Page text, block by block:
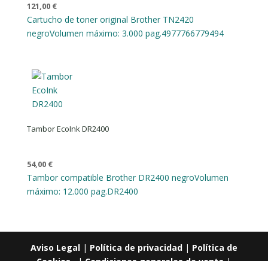
121,00 €
Cartucho de toner original Brother TN2420
negroVolumen máximo: 3.000 pag.4977766779494
Tambor EcoInk DR2400
54,00 €
Tambor compatible Brother DR2400 negroVolumen
máximo: 12.000 pag.DR2400
Aviso Legal| Política de privacidad| Política de